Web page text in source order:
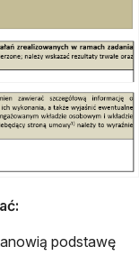
podstawę